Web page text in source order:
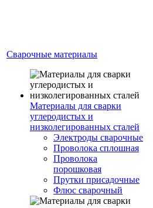
Сварочные материалы
Материалы для сварки
углеродистых и
низколегированных сталей
Электроды сварочные
Проволока сплошная
Проволока
порошковая
Прутки присадочные
Флюс сварочный